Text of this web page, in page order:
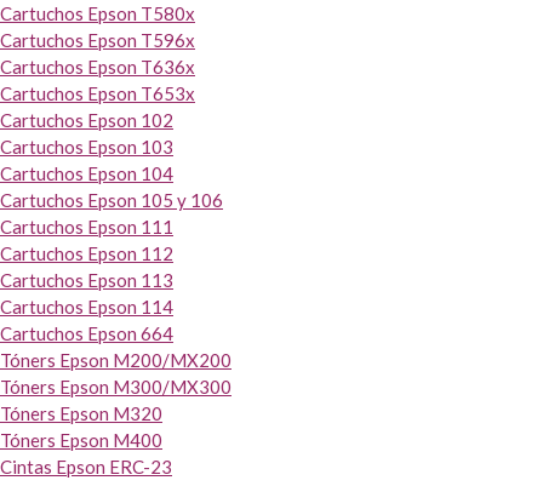
Cartuchos Epson T580x
Cartuchos Epson T596x
Cartuchos Epson T636x
Cartuchos Epson T653x
Cartuchos Epson 102
Cartuchos Epson 103
Cartuchos Epson 104
Cartuchos Epson 105 y 106
Cartuchos Epson 111
Cartuchos Epson 112
Cartuchos Epson 113
Cartuchos Epson 114
Cartuchos Epson 664
Tóners Epson M200/MX200
Tóners Epson M300/MX300
Tóners Epson M320
Tóners Epson M400
Cintas Epson ERC-23